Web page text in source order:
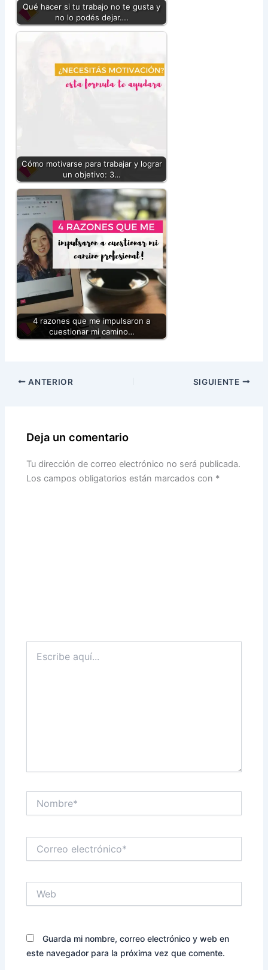
Qué hacer si tu trabajo no te gusta y
no lo podés dejar….
Cómo motivarse para trabajar y lograr
un objetivo: 3…
4 razones que me impulsaron a
cuestionar mi camino…
ANTERIOR SIGUIENTE
Deja un comentario
Tu dirección de correo electrónico no será publicada.
Los campos obligatorios están marcados con *
aquí...
electrónico*
Guarda mi nombre, correo electrónico y web en
este navegador para la próxima vez que comente.